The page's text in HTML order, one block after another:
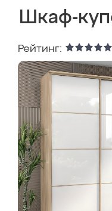
Шкаф-
Рейтинг: